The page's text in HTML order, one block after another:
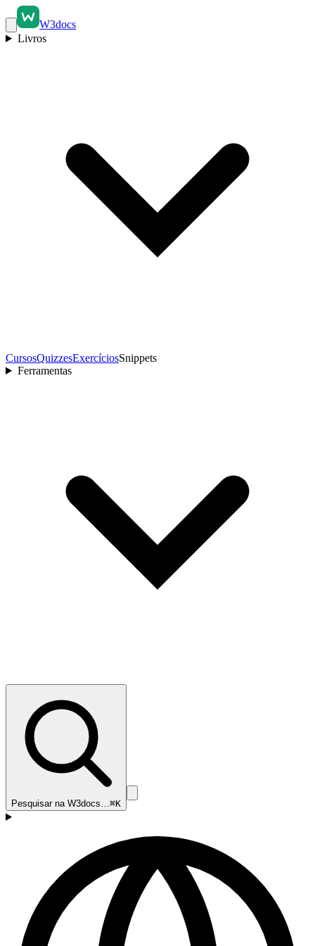
W3docs
Livros
CursosQuizzesExercíciosSnippets
Ferramentas
Pesquisar na W3docs…⌘K